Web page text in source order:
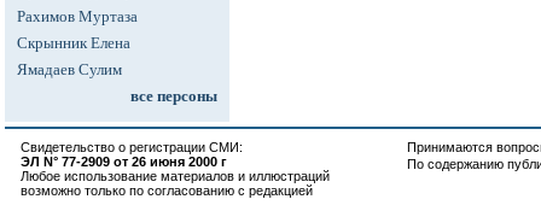
Рахимов Муртаза
Скрынник Елена
Ямадаев Сулим
все персоны
Свидетельство о регистрации СМИ:
ЭЛ N° 77-2909 от 26 июня 2000 г
Любое использование материалов и иллюстраций
возможно только по согласованию с редакцией
Принимаются
По содержанию